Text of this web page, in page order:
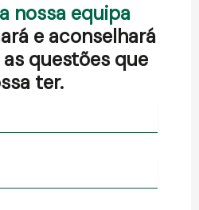
nossa equipa
e aconselhará
questões que
ter.